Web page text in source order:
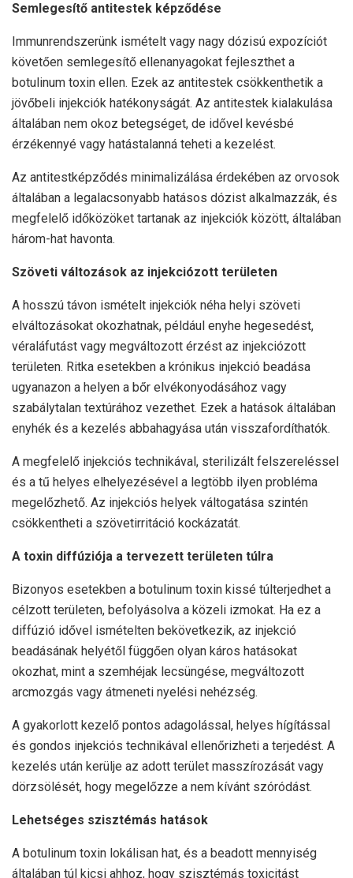
Semlegesítő antitestek képződése
Immunrendszerünk ismételt vagy nagy dózisú expozíciót
követően semlegesítő ellenanyagokat fejleszthet a
botulinum toxin ellen. Ezek az antitestek csökkenthetik a
jövőbeli injekciók hatékonyságát. Az antitestek kialakulása
általában nem okoz betegséget, de idővel kevésbé
érzékennyé vagy hatástalanná teheti a kezelést.
Az antitestképződés minimalizálása érdekében az orvosok
általában a legalacsonyabb hatásos dózist alkalmazzák, és
megfelelő időközöket tartanak az injekciók között, általában
három-hat havonta.
Szöveti változások az injekciózott területen
A hosszú távon ismételt injekciók néha helyi szöveti
elváltozásokat okozhatnak, például enyhe hegesedést,
véraláfutást vagy megváltozott érzést az injekciózott
területen. Ritka esetekben a krónikus injekció beadása
ugyanazon a helyen a bőr elvékonyodásához vagy
szabálytalan textúrához vezethet. Ezek a hatások általában
enyhék és a kezelés abbahagyása után visszafordíthatók.
A megfelelő injekciós technikával, sterilizált felszereléssel
és a tű helyes elhelyezésével a legtöbb ilyen probléma
megelőzhető. Az injekciós helyek váltogatása szintén
csökkentheti a szövetirritáció kockázatát.
A toxin diffúziója a tervezett területen túlra
Bizonyos esetekben a botulinum toxin kissé túlterjedhet a
célzott területen, befolyásolva a közeli izmokat. Ha ez a
diffúzió idővel ismételten bekövetkezik, az injekció
beadásának helyétől függően olyan káros hatásokat
okozhat, mint a szemhéjak lecsüngése, megváltozott
arcmozgás vagy átmeneti nyelési nehézség.
A gyakorlott kezelő pontos adagolással, helyes hígítással
és gondos injekciós technikával ellenőrizheti a terjedést. A
kezelés után kerülje az adott terület masszírozását vagy
dörzsölését, hogy megelőzze a nem kívánt szóródást.
Lehetséges szisztémás hatások
A botulinum toxin lokálisan hat, és a beadott mennyiség
általában túl kicsi ahhoz, hogy szisztémás toxicitást